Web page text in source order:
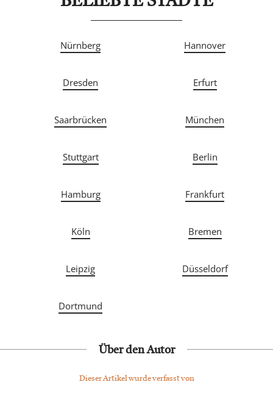
Nürnberg Hannover
Dresden Erfurt
Saarbrücken München
Stuttgart Berlin
Hamburg Frankfurt
Köln Bremen
Leipzig Düsseldorf
Dortmund
Über den Autor
Dieser Artikel wurde verfasst von